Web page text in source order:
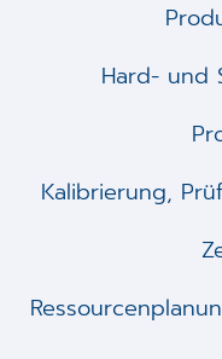
Hard- und
Kalibrierung,